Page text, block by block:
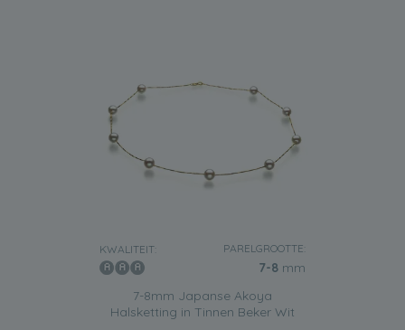
KWALITEIT: PARELGROOTTE:
7-8 mm
7-8mm Japanse Akoya
Halsketting in Tinnen Beker Wit